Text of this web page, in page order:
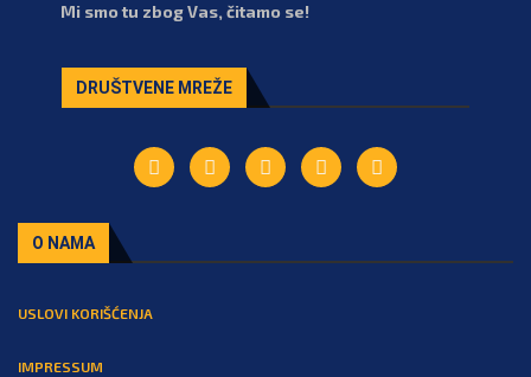
Mi smo tu zbog Vas, čitamo se!
DRUŠTVENE MREŽE
O NAMA
USLOVI KORIŠĆENJA
IMPRESSUM